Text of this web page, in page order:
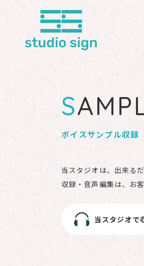
S
ボイスサンプル収録
当スタジオは、出来る
収録・音声編集は、お
当スタジオで